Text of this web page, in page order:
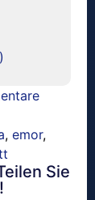
, emor,
Sie